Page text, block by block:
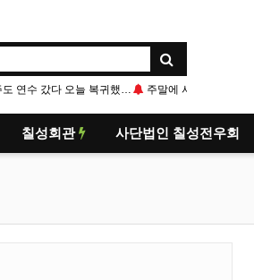
주말에 서울은 좀 기온 내려간다고는 하는데 가봐야 알듯…
칠성회관 사단법인 칠성전우회